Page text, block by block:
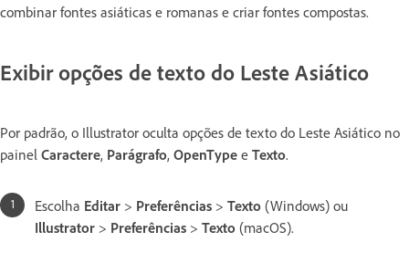
combinar fontes asiáticas e romanas e criar fontes compostas.
Exibir opções de texto do Leste Asiático
Por padrão, o Illustrator oculta opções de texto do Leste Asiático no
painel Caractere, Parágrafo, OpenType e Texto.
Escolha Editar > Preferências > Texto (Windows) ou
Illustrator > Preferências > Texto (macOS).